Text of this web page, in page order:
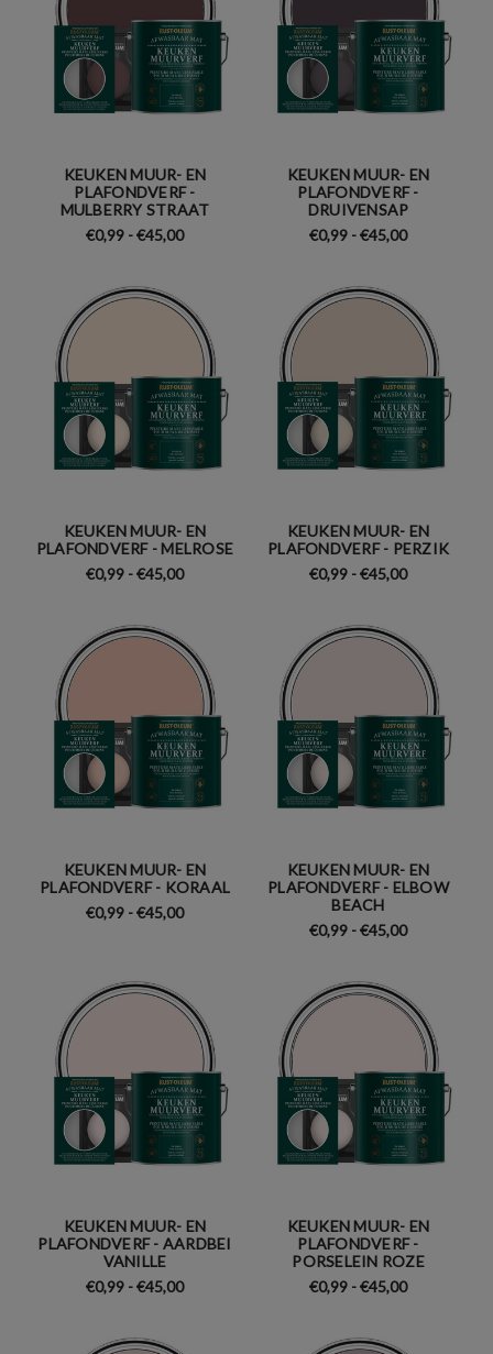
KEUKEN MUUR- EN
PLAFONDVERF -
MULBERRY STRAAT
€0,99 - €45,00
KEUKEN MUUR- EN
PLAFONDVERF -
DRUIVENSAP
€0,99 - €45,00
KEUKEN MUUR- EN
PLAFONDVERF - MELROSE
€0,99 - €45,00
KEUKEN MUUR- EN
PLAFONDVERF - PERZIK
€0,99 - €45,00
KEUKEN MUUR- EN
PLAFONDVERF - KORAAL
€0,99 - €45,00
KEUKEN MUUR- EN
PLAFONDVERF - ELBOW
BEACH
€0,99 - €45,00
KEUKEN MUUR- EN
PLAFONDVERF - AARDBEI
VANILLE
€0,99 - €45,00
KEUKEN MUUR- EN
PLAFONDVERF -
PORSELEIN ROZE
€0,99 - €45,00